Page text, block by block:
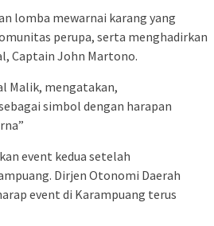
lomba mewarnai karang yang
perupa, serta menghadirkan
Captain John Martono.
Malik, mengatakan,
simbol dengan harapan
event kedua setelah
Dirjen Otonomi Daerah
event di Karampuang terus